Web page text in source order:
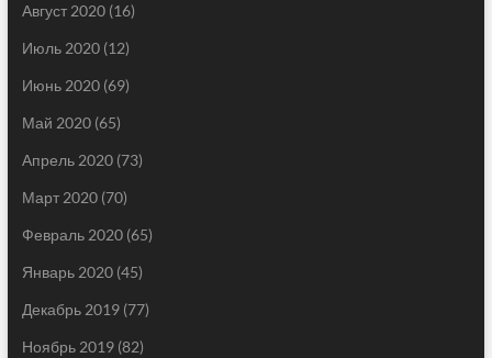
Август 2020(16)
Июль 2020(12)
Июнь 2020(69)
Май 2020(65)
Апрель 2020(73)
Март 2020(70)
Февраль 2020(65)
Январь 2020(45)
Декабрь 2019(77)
Ноябрь 2019(82)